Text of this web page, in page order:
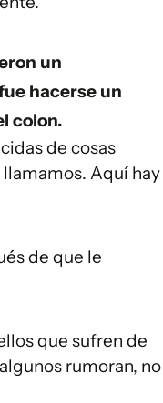
un
hacerse un
colon.
de cosas
Aquí hay
de que le
que sufren de
rumoran, no